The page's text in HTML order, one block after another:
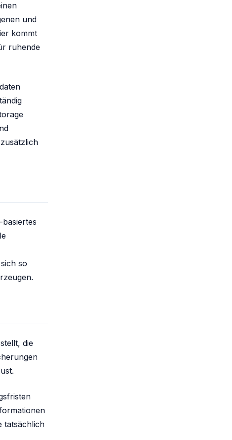
und
kommt
ruhende
so
die
tatsächlich